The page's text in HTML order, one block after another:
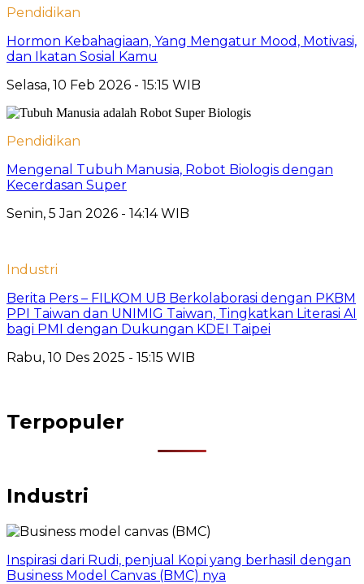
Pendidikan
Hormon Kebahagiaan, Yang Mengatur Mood, Motivasi,
dan Ikatan Sosial Kamu
Selasa, 10 Feb 2026 - 15:15 WIB
Pendidikan
Mengenal Tubuh Manusia, Robot Biologis dengan
Kecerdasan Super
Senin, 5 Jan 2026 - 14:14 WIB
Industri
Berita Pers – FILKOM UB Berkolaborasi dengan PKBM
PPI Taiwan dan UNIMIG Taiwan, Tingkatkan Literasi AI
bagi PMI dengan Dukungan KDEI Taipei
Rabu, 10 Des 2025 - 15:15 WIB
Terpopuler
Industri
Inspirasi dari Rudi, penjual Kopi yang berhasil dengan
Business Model Canvas (BMC) nya